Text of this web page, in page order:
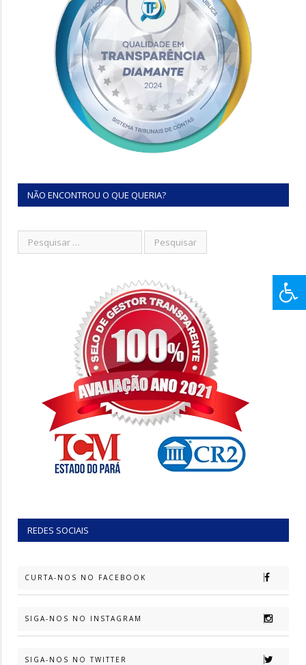
NÃO ENCONTROU O QUE QUERIA?
REDES SOCIAIS
CURTA-NOS NO FACEBOOK
SIGA-NOS NO INSTAGRAM
SIGA-NOS NO TWITTER